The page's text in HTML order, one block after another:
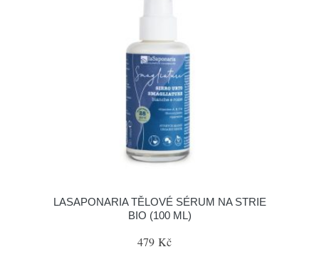
LASAPONARIA TĚLOVÉ SÉRUM NA STRIE
BIO (100 ML)
479 Kč